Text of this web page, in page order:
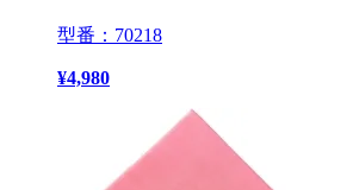
型番：70218
¥4,980